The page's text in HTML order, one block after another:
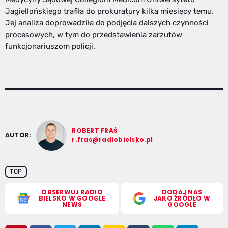
Jagiellońskiego trafiła do prokuratury kilka miesięcy temu.
Jej analiza doprowadziła do podjęcia dalszych czynności
procesowych, w tym do przedstawienia zarzutów
funkcjonariuszom policji.
AUTOR:
ROBERT FRAŚ
r.fras@radiobielsko.pl
TOP
OBSERWUJ RADIO
BIELSKO W GOOGLE
NEWS
DODAJ NAS
JAKO ŹRÓDŁO W
GOOGLE